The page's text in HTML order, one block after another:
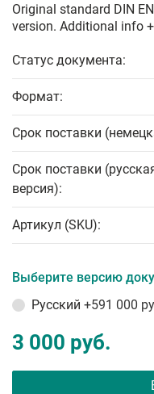
Original standard DIN
version. Additional info
Статус документа:
Формат:
Срок поставки
Срок поставки
версия):
Артикул (SKU):
Выберите версию
Русский +591 000
3 000 руб.